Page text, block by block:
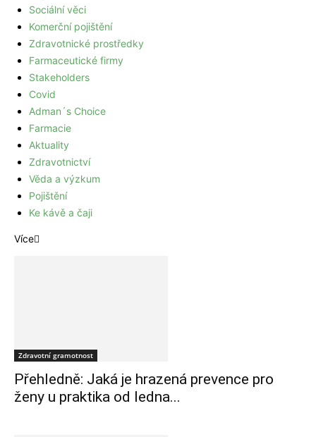
Sociální věci
Komerční pojištění
Zdravotnické prostředky
Farmaceutické firmy
Stakeholders
Covid
Adman´s Choice
Farmacie
Aktuality
Zdravotnictví
Věda a výzkum
Pojištění
Ke kávě a čaji
Více
Zdravotní gramotnost
Přehledně: Jaká je hrazená prevence pro
ženy u praktika od ledna...